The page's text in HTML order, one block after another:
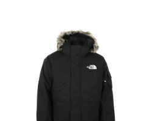
Notre design emblématique Nuptse est un
modèle urbain directement inspiré du style
arboré sur les [...]